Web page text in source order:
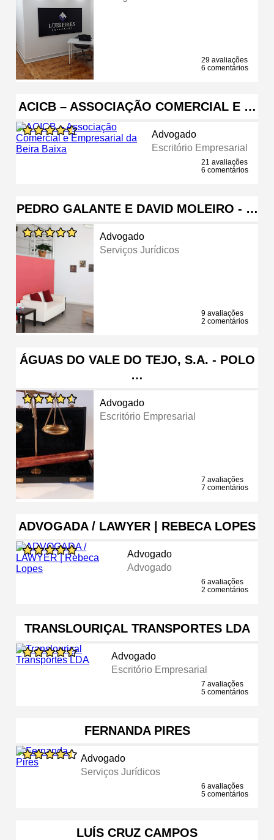
29 avaliações
6 comentários
ACICB – ASSOCIAÇÃO COMERCIAL E …
Advogado
Escritório Empresarial
21 avaliações
6 comentários
PEDRO GALANTE E DAVID MOLEIRO - …
Advogado
Serviços Jurídicos
9 avaliações
2 comentários
ÁGUAS DO VALE DO TEJO, S.A. - POLO
…
Advogado
Escritório Empresarial
7 avaliações
7 comentários
ADVOGADA / LAWYER | REBECA LOPES
Advogado
Advogado
6 avaliações
2 comentários
TRANSLOURIÇAL TRANSPORTES LDA
Advogado
Escritório Empresarial
7 avaliações
5 comentários
FERNANDA PIRES
Advogado
Serviços Jurídicos
6 avaliações
5 comentários
LUÍS CRUZ CAMPOS